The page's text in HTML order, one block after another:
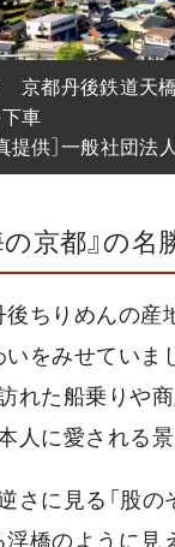
京都丹後鉄道天
車
真提供］一般社団
京都』の名
ちりめんの産
をみせていま
れた船乗りや商
人に愛される景
さに見る「股の
橋のように見